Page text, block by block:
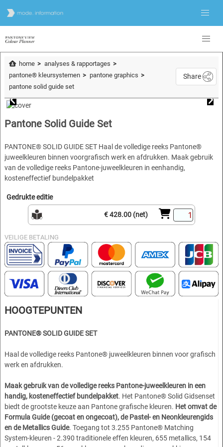
home
analyses & rapportages
pantone® kleursystemen
pantone graphics
pantone solid guide set
Share
Pantone Solid Guide Set
PANTONE® SOLID GUIDE SET Haal de volledige reeks Pantone®
juweelkleuren binnen voorgrafisch werk en afdrukken. Maak gebruik
van de volledige reeks Pantone-juweelkleuren in eenhandig,
kosteneffectief bundelpakket
Gedrukte editie
€ 428.00 (net)
VEILIGE BETALING
HOOGTEPUNTEN
PANTONE® SOLID GUIDE SET
Haal de volledige reeks Pantone® juweelkleuren binnen voor grafisch
werk en afdrukken.
Maak gebruik van de volledige reeks Pantone-juweelkleuren in een
handig, kosteneffectief bundelpakket. Het Pantone® Solid Gidsenset
biedt de grootste keuze aan Pantone grafische kleuren. Het omvat de
Formula Guide (gecoat en ongecoat), de Pastel- en Neonkleurengids
en de Metallics Guide. Toegang tot 3.255 Pantone® Matching
System-kleuren - 2.390 traditionele effen kleuren, 655 metallics, 154